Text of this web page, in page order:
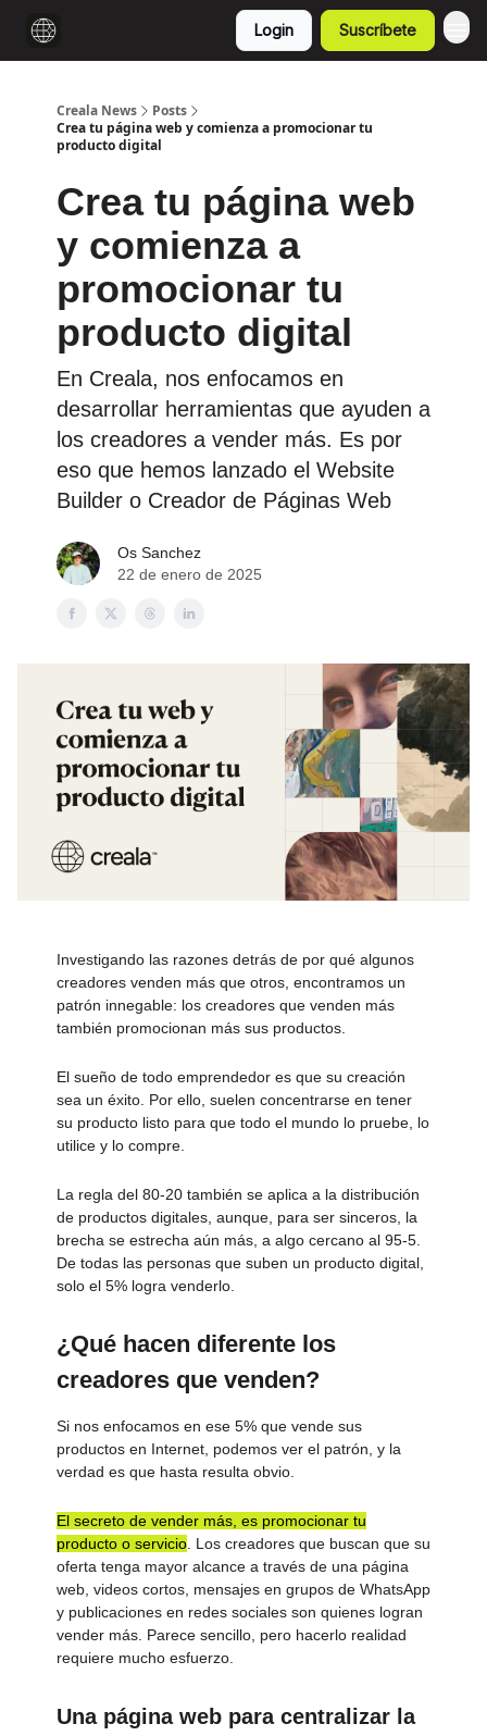
Login Suscríbete
Creala News
Posts
Crea tu página web y comienza a promocionar tu
producto digital
Crea tu página web
y comienza a
promocionar tu
producto digital
En Creala, nos enfocamos en
desarrollar herramientas que ayuden a
los creadores a vender más. Es por
eso que hemos lanzado el Website
Builder o Creador de Páginas Web
Os Sanchez
22 de enero de 2025
Investigando las razones detrás de por qué algunos
creadores venden más que otros, encontramos un
patrón innegable: los creadores que venden más
también promocionan más sus productos.
El sueño de todo emprendedor es que su creación
sea un éxito. Por ello, suelen concentrarse en tener
su producto listo para que todo el mundo lo pruebe, lo
utilice y lo compre.
La regla del 80-20 también se aplica a la distribución
de productos digitales, aunque, para ser sinceros, la
brecha se estrecha aún más, a algo cercano al 95-5.
De todas las personas que suben un producto digital,
solo el 5% logra venderlo.
¿Qué hacen diferente los
creadores que venden?
Si nos enfocamos en ese 5% que vende sus
productos en Internet, podemos ver el patrón, y la
verdad es que hasta resulta obvio.
El secreto de vender más, es promocionar tu
producto o servicio. Los creadores que buscan que su
oferta tenga mayor alcance a través de una página
web, videos cortos, mensajes en grupos de WhatsApp
y publicaciones en redes sociales son quienes logran
vender más. Parece sencillo, pero hacerlo realidad
requiere mucho esfuerzo.
Una página web para centralizar la